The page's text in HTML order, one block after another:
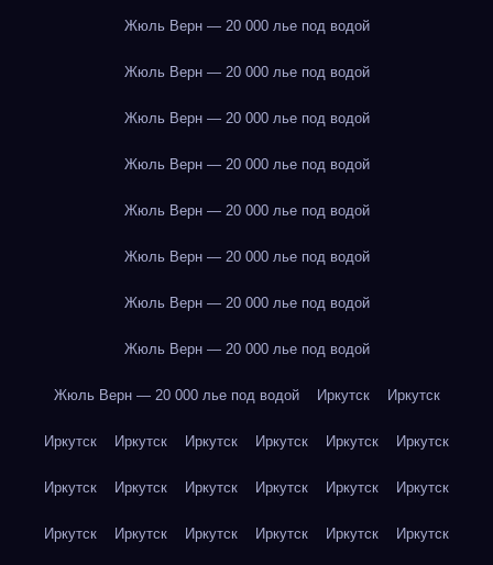
Жюль Верн — 20 000 лье под водой
Жюль Верн — 20 000 лье под водой
Жюль Верн — 20 000 лье под водой
Жюль Верн — 20 000 лье под водой
Жюль Верн — 20 000 лье под водой
Жюль Верн — 20 000 лье под водой
Жюль Верн — 20 000 лье под водой
Жюль Верн — 20 000 лье под водой
Жюль Верн — 20 000 лье под водой Иркутск Иркутск
Иркутск Иркутск Иркутск Иркутск Иркутск Иркутск
Иркутск Иркутск Иркутск Иркутск Иркутск Иркутск
Иркутск Иркутск Иркутск Иркутск Иркутск Иркутск